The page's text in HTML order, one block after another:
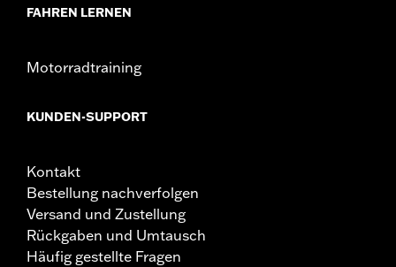
FAHREN LERNEN
Motorradtraining
KUNDEN-SUPPORT
Kontakt
Bestellung nachverfolgen
Versand und Zustellung
Rückgaben und Umtausch
Häufig gestellte Fragen